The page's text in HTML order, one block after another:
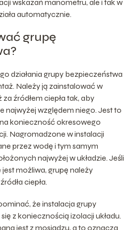
wskazań manometru, ale i tak w
automatycznie.
grupę
działania grupy bezpieczeństwa
Należy ją zainstalować w
źródłem ciepła tak, aby
najwyżej względem niego. Jest to
konieczność okresowego
Nagromadzone w instalacji
przez wodę i tym samym
najwyżej w układzie. Jeśli
możliwa, grupę należy
ciepła.
że instalacja grupy
z koniecznością izolacji układu.
jest z mosiądzu, a to oznacza